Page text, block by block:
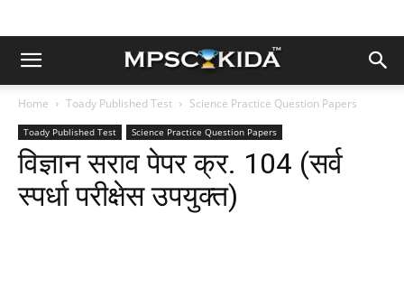
Home Toady Published Test Science Practice Question Papers
Toady Published Test Science Practice Question Papers
विज्ञान सराव पेपर क्र. 104 (सर्व
स्पर्धा परीक्षेस उपयुक्त)